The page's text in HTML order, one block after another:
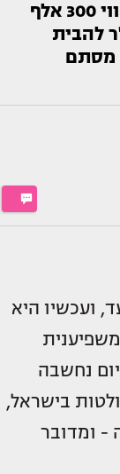
עוקבים נבחרה להוביל קמפיין בשווי 300 אלף
להבית
מסתם
ועכשיו היא
בת ה-35, שעד היום נחשבה
בישראל,
- ומדובר